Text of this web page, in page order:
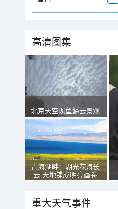
高清图集
北京天空现鱼鳞云景观
青海湖畔：湖光花海长
云 天地铺成明亮画卷
重大天气事件